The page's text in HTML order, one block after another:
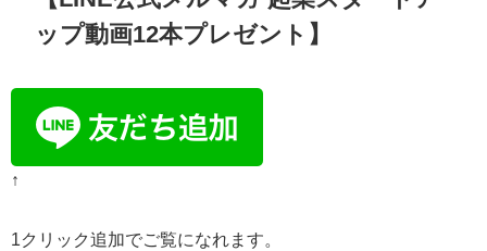
ップ動画12本プレゼント】
↑
1クリック追加でご覧になれます。